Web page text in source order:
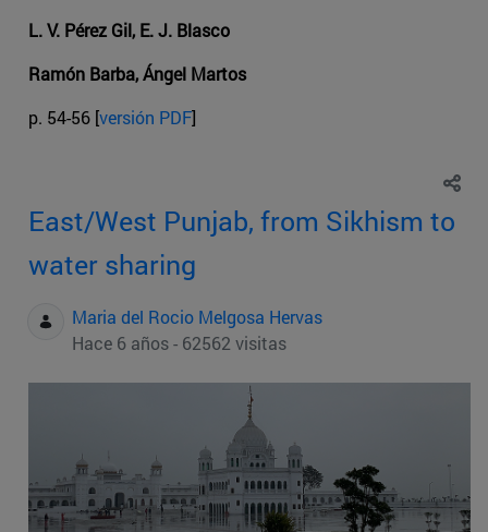
L. V. Pérez Gil, E. J. Blasco
Ramón Barba, Ángel Martos
p. 54-56 [versión PDF]
East/West Punjab, from Sikhism to
water sharing
Maria del Rocio Melgosa Hervas
Hace 6 años - 62562 visitas